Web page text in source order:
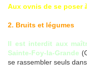
Aux ovnis de se poser
2. Bruits et légumes
Il est interdit aux
Sainte-Foy-la-Grande
se rassembler seuls